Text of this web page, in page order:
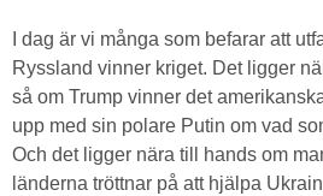
I dag är vi många som befarar att
Ryssland vinner kriget. Det ligger
så om Trump vinner det
upp med sin polare Putin om vad
Och det ligger nära till hands om
länderna tröttnar på att hjälpa